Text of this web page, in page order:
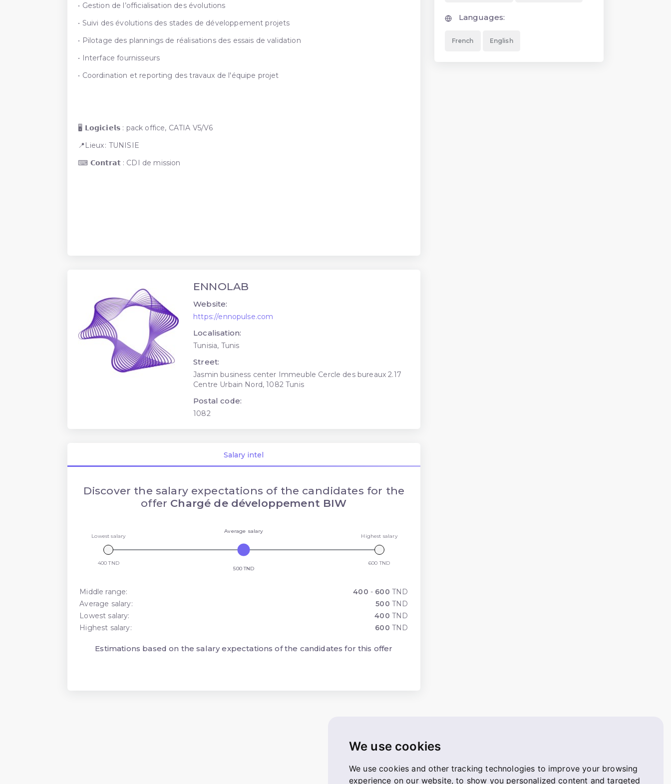
We use cookies
We use cookies and other tracking technologies to improve your browsing
experience on our website, to show you personalized content and targeted
• Gestion de l’officialisation des évolutions
• Suivi des évolutions des stades de développement projets
• Pilotage des plannings de réalisations des essais de validation
• Interface fournisseurs
• Coordination et reporting des travaux de l'équipe projet
🖥️ 𝗟𝗼𝗴𝗶𝗰𝗶𝗲𝗹𝘀 : pack office, CATIA V5/V6
📍Lieux : TUNISIE
⌨ 𝗖𝗼𝗻𝘁𝗿𝗮𝘁 : CDI de mission
ENNOLAB
Website:
https://ennopulse.com
Localisation:
Tunisia, Tunis
Street:
Jasmin business center Immeuble Cercle des bureaux 2.17
Centre Urbain Nord, 1082 Tunis
Postal code:
1082
Salary intel
Discover the salary expectations of the candidates for the
offer Chargé de développement BIW
Lowest salary
400 TND
Average salary
500 TND
Highest salary
600 TND
Middle range: 400 - 600 TND
Average salary:
500 TND
Lowest salary:
400 TND
Highest salary:
600 TND
Estimations based on the salary expectations of the candidates for this offer
Languages:
French English